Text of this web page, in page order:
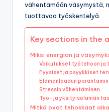
vähentämään väsymystä,
tuottavaa työskentelyä.
Key sections in the
Miksi energian ja
Vaikutukset työtehoon ja
Fyysiset ja psyykkiset
Elämänlaadun
Stressin vähentäminen
Työ- ja yksityiselämän
Mitkä ovat tehokkaat